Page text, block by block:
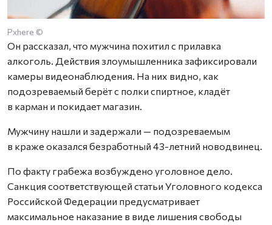
Pxhere ©
Он рассказал, что мужчина похитил с прилавка
алкоголь. Действия злоумышленника зафиксировали
камеры видеонаблюдения. На них видно, как
подозреваемый берёт с полки спиртное, кладёт
в карман и покидает магазин.
Мужчину нашли и задержали — подозреваемым
в краже оказался безработный 43-летний новодвинец.
По факту грабежа возбуждено уголовное дело.
Санкция соответствующей статьи Уголовного кодекса
Российской Федерации предусматривает
максимальное наказание в виде лишения свободы